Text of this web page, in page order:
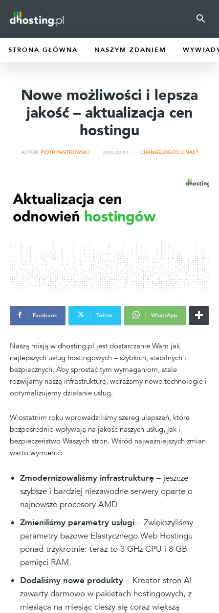
STRONA GŁÓWNA NASZYM ZDANIEM
Nowe możliwości i lepsza
jakość – aktualizacja cen
hostingu
AUTOR: PIOTR PANTKOWSKI 2025-02-07 CHANGELOGCO U NAS?
Facebook Twitter WhatsApp
Naszą misją w dhosting.pl jest dostarczanie Wam jak
najlepszych usług hostingowych – szybkich, stabilnych i
bezpiecznych. Aby sprostać tym wymaganiom, stale
rozwijamy naszą infrastrukturę, wdrażamy nowe technologie i
optymalizujemy działanie usług.
W ostatnim roku wprowadziliśmy szereg ulepszeń, które
bezpośrednio wpływają na jakość naszych usług, jak i
bezpieczeństwo Waszych stron. Wśród najważniejszych zmian
warto wymienić:
Zmodernizowaliśmy infrastrukturę – jeszcze
szybsze i bardziej niezawodne serwery oparte o
najnowsze procesory AMD
Zmieniliśmy parametry usługi – Zwiększyliśmy
parametry bazowe Elastycznego Web Hostingu
ponad trzykrotnie: teraz to 3 GHz CPU i 8 GB
pamięci RAM.
Dodaliśmy nowe produkty – Kreator stron AI
zawarty darmowo w pakietach hostingowych, z
miesiąca na miesiąc cieszy się coraz większą